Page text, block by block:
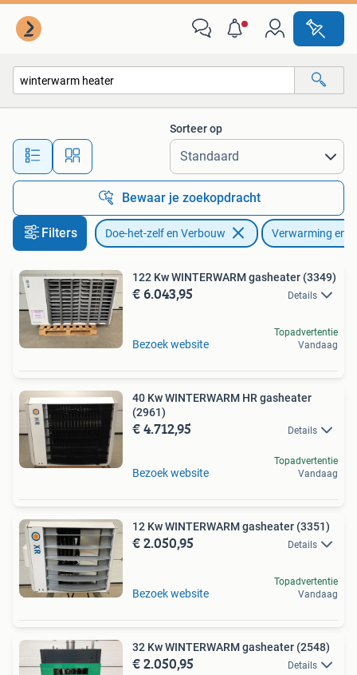
Alle afstanden…
Sorteer op
Bewaar je zoekopdracht
Filters Doe-het-zelf en Verbouw Verwarming en
122 Kw WINTERWARM gasheater (3349)
€ 6.043,95 Details
Bezoek website
Topadvertentie
Vandaag
40 Kw WINTERWARM HR gasheater
(2961)
€ 4.712,95 Details
Bezoek website
Topadvertentie
Vandaag
12 Kw WINTERWARM gasheater (3351)
€ 2.050,95 Details
Bezoek website
Topadvertentie
Vandaag
32 Kw WINTERWARM gasheater (2548)
€ 2.050,95 Details